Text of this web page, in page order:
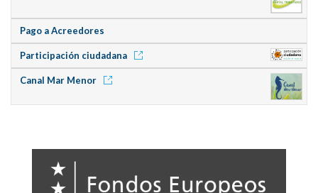
Pago a Acreedores
Participación ciudadana
Canal Mar Menor